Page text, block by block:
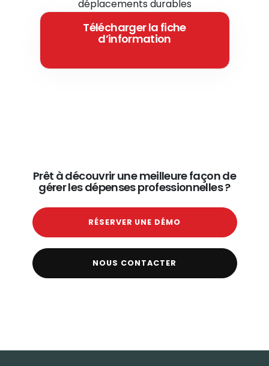
déplacements durables
Télécharger la fiche
d’information
Prêt à découvrir une meilleure façon de
gérer les dépenses professionnelles ?
RÉSERVER UNE DÉMO
NOUS CONTACTER